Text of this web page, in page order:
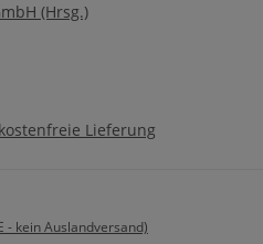
(Hrsg.)
Lieferung
- kein Auslandversand)